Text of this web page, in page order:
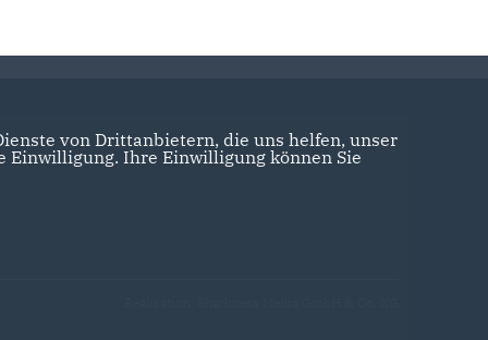
von Drittanbietern, die uns helfen, unser
Einwilligung. Ihre Einwilligung können Sie